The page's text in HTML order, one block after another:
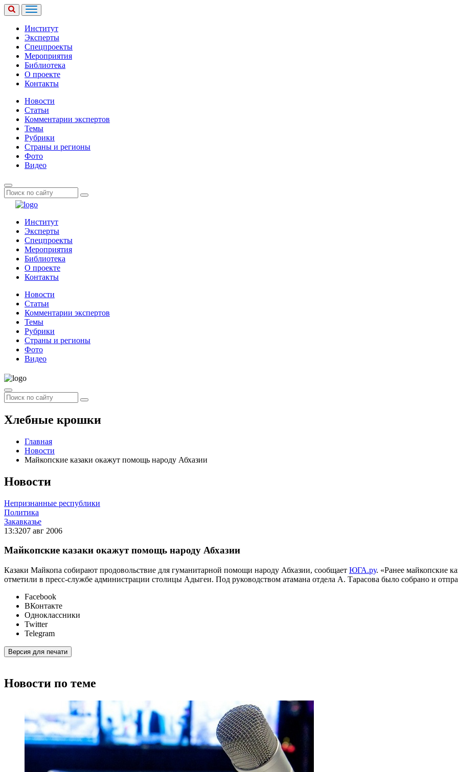
Институт
Эксперты
Спецпроекты
Мероприятия
Библиотека
О проекте
Контакты
Новости
Статьи
Комментарии экспертов
Темы
Рубрики
Страны и регионы
Фото
Видео
Институт
Эксперты
Спецпроекты
Мероприятия
Библиотека
О проекте
Контакты
Новости
Статьи
Комментарии экспертов
Темы
Рубрики
Страны и регионы
Фото
Видео
Хлебные крошки
Главная
Новости
Майкопские казаки окажут помощь народу Абхазии
Новости
Непризнанные республики
Политика
Закавказье
13:3207 авг 2006
Майкопские казаки окажут помощь народу Абхазии
Казаки Майкопа собирают продовольствие для гуманитарной помощи народу Абхазии, сообщает ЮГА.ру. «Ранее майкопские
отметили в пресс-службе администрации столицы Адыгеи. Под руководством атамана отдела А. Тарасова было собрано и
Facebook
ВКонтакте
Одноклассники
Twitter
Telegram
Версия для печати
Новости по теме